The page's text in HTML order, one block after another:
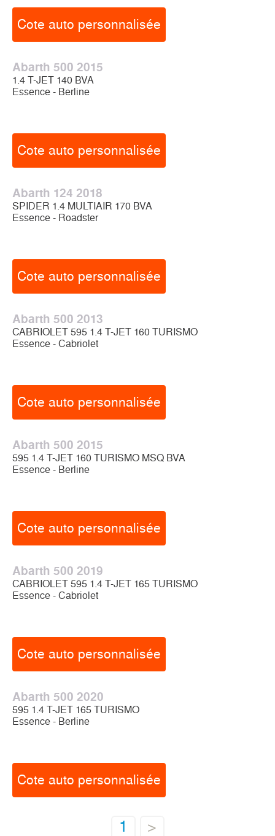
Cote auto personnalisée
Abarth 500 2015
1.4 T-JET 140 BVA
Essence - Berline
Cote auto personnalisée
Abarth 124 2018
SPIDER 1.4 MULTIAIR 170 BVA
Essence - Roadster
Cote auto personnalisée
Abarth 500 2013
CABRIOLET 595 1.4 T-JET 160 TURISMO
Essence - Cabriolet
Cote auto personnalisée
Abarth 500 2015
595 1.4 T-JET 160 TURISMO MSQ BVA
Essence - Berline
Cote auto personnalisée
Abarth 500 2019
CABRIOLET 595 1.4 T-JET 165 TURISMO
Essence - Cabriolet
Cote auto personnalisée
Abarth 500 2020
595 1.4 T-JET 165 TURISMO
Essence - Berline
Cote auto personnalisée
1 >